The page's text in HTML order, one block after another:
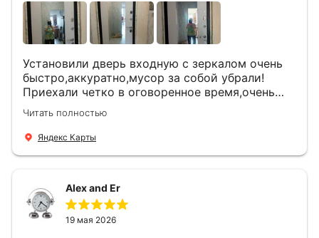
Установили дверь входную с зеркалом очень
быстро,аккуратно,мусор за собой убрали!
Приехали четко в оговоренное время,очень
вежливые,деликатные рабочие .Все
понравилось и дверь ,и работа и цена!
Читать полностью
Яндекс Карты
Alex and Er
19 мая 2026